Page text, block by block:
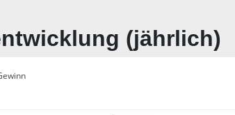
(jährlich)